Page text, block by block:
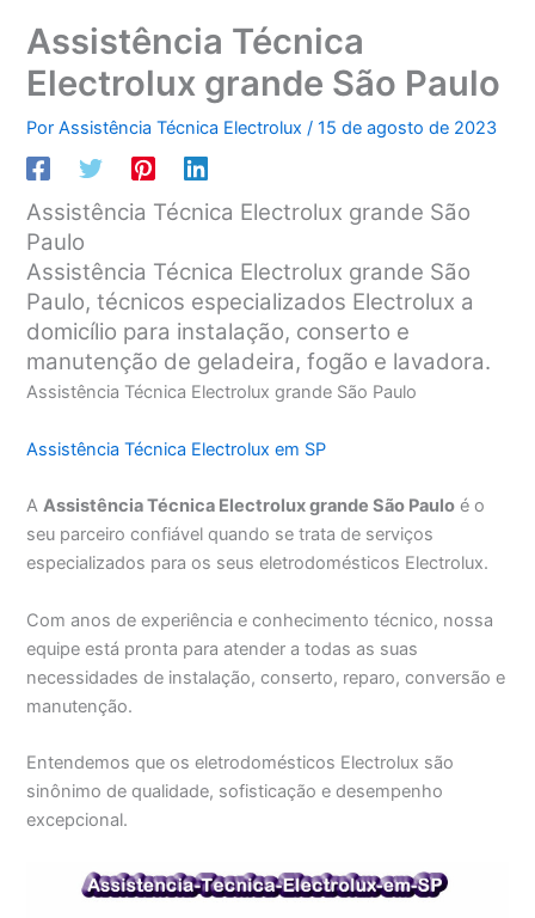
Assistência Técnica
Electrolux grande São Paulo
PorAssistência Técnica Electrolux/15 de agosto de 2023
Assistência Técnica Electrolux grande São
Paulo
Assistência Técnica Electrolux grande São
Paulo, técnicos especializados Electrolux a
domicílio para instalação, conserto e
manutenção de geladeira, fogão e lavadora.
Assistência Técnica Electrolux grande São Paulo
Assistência Técnica Electrolux em SP
AAssistência Técnica Electrolux grande São Paulo é o
seu parceiro confiável quando se trata de serviços
especializados para os seus eletrodomésticos Electrolux.
Com anos de experiência e conhecimento técnico, nossa
equipe está pronta para atender a todas as suas
necessidades de instalação, conserto, reparo, conversão e
manutenção.
Entendemos que os eletrodomésticos Electrolux são
sinônimo de qualidade, sofisticação e desempenho
excepcional.